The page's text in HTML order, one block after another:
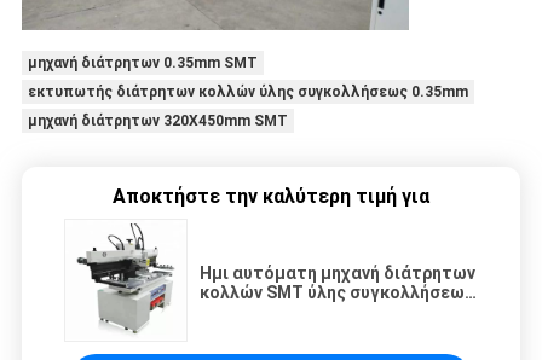
μηχανή διάτρητων 0.35mm SMT
εκτυπωτής διάτρητων κολλών ύλης συγκολλήσεως 0.35mm
μηχανή διάτρητων 320X450mm SMT
Αποκτήστε την καλύτερη τιμή για
Ημι αυτόματη μηχανή διάτρητων
κολλών SMT ύλης συγκολλήσεως